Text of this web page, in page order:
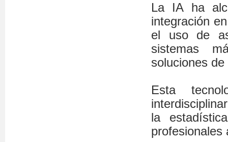
La IA ha
integración
el uso de
sistemas
soluciones
Esta
la
profesionales